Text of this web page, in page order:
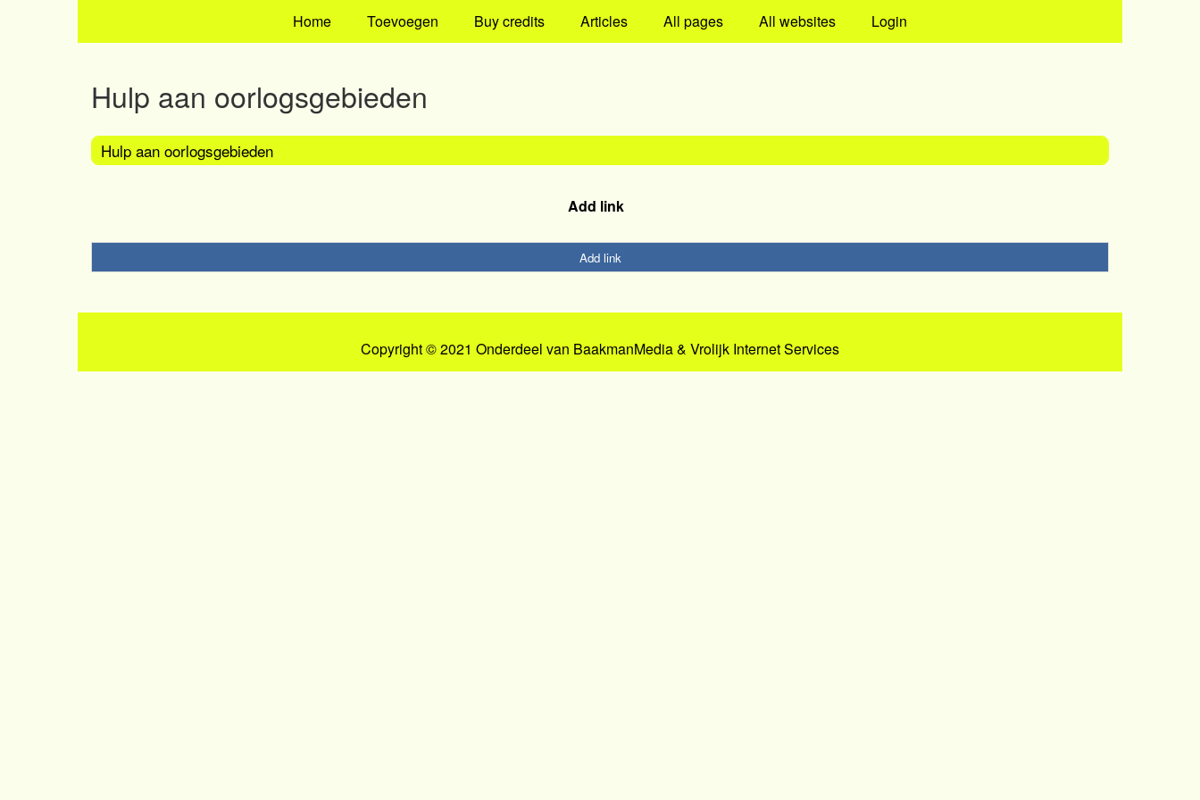
Home Toevoegen Buy credits Articles All pages All websites Login
Hulp aan oorlogsgebieden
Hulp aan oorlogsgebieden
Add link
Add link
Copyright © 2021 Onderdeel van BaakmanMedia& Vrolijk Internet Services